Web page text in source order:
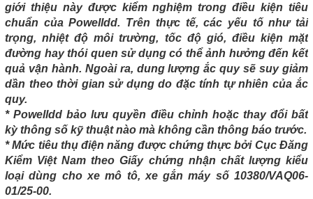
giới thiệu này được kiểm nghiệm trong điều kiện tiêu
chuẩn của Powelldd. Trên thực tế, các yếu tố như tải
trọng, nhiệt độ môi trường, tốc độ gió, điều kiện mặt
đường hay thói quen sử dụng có thể ảnh hưởng đến kết
quả vận hành. Ngoài ra, dung lượng ắc quy sẽ suy giảm
dần theo thời gian sử dụng do đặc tính tự nhiên của ắc
quy.
* Powelldd bảo lưu quyền điều chỉnh hoặc thay đổi bất
kỳ thông số kỹ thuật nào mà không cần thông báo trước.
* Mức tiêu thụ điện năng được chứng thực bởi Cục Đăng
Kiểm Việt Nam theo Giấy chứng nhận chất lượng kiểu
loại dùng cho xe mô tô, xe gắn máy số 10380/VAQ06-
01/25-00.